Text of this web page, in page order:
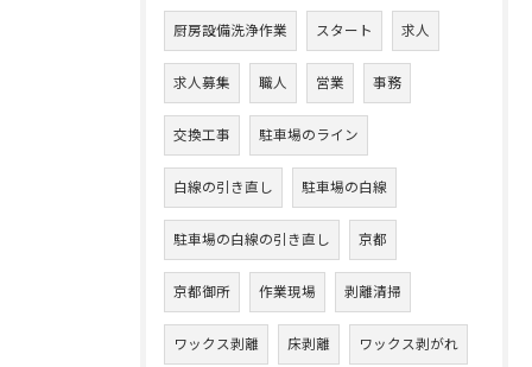
厨房設備洗浄作業 スタート 求人
求人募集 職人 営業 事務
交換工事 駐車場のライン
白線の引き直し 駐車場の白線
駐車場の白線の引き直し 京都
京都御所 作業現場 剥離清掃
ワックス剥離 床剥離 ワックス剥がれ